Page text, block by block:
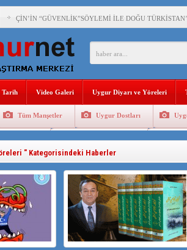
ÇİN’İN “GÜVENLİK”SÖYLEMİ İLE DOĞU
PAKİSTAN,AFGANİSTAN’DA YAŞAYAN
ANAHTAR PARTİ GENEL BAŞKANI AĞIRALİOĞLU :
ÇİN’İN DOĞU TÜRKİSTAN’DAKİ UYGULAMALARI
MHP’DEN URUMÇİ KATLİAMI MESAJİ : 05.07.2009
Tarih Video Galeri Uygur Diyarı ve Yöreleri
Tüm Manşetler Uygur Dostları
ve Cenaze Uygur Geleneksel Tip
" Kategorisindeki Haberler